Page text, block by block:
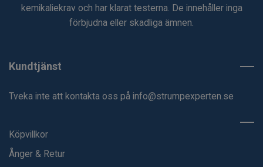
kemikaliekrav och har klarat testerna. De innehåller inga
förbjudna eller skadliga ämnen.
Kundtjänst
Tveka inte att kontakta oss på info@strumpexperten.se
Köpvillkor
Ånger & Retur